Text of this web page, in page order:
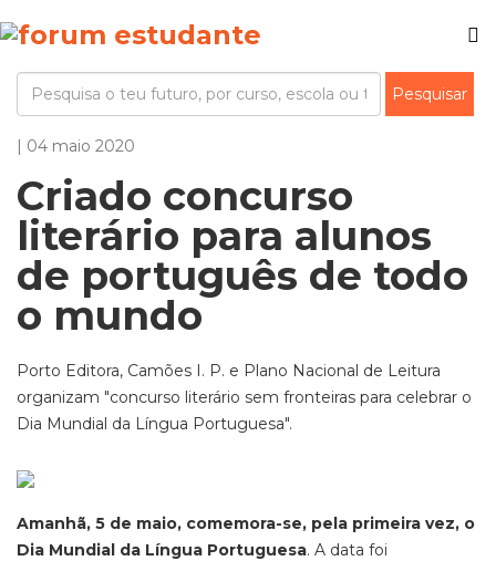
| 04 maio 2020
Criado concurso
literário para alunos
de português de todo
o mundo
Porto Editora, Camões I. P. e Plano Nacional de Leitura
organizam "concurso literário sem fronteiras para celebrar o
Dia Mundial da Língua Portuguesa".
Amanhã, 5 de maio, comemora-se, pela primeira vez, o
Dia Mundial da Língua Portuguesa. A data foi